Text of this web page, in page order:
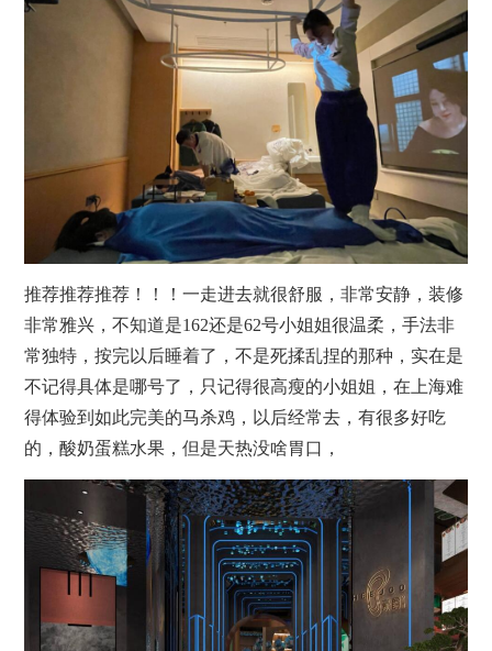
推荐推荐推荐！！！一走进去就很舒服，非常安静，装修
非常雅兴，不知道是162还是62号小姐姐很温柔，手法非
常独特，按完以后睡着了，不是死揉乱捏的那种，实在是
不记得具体是哪号了，只记得很高瘦的小姐姐，在上海难
得体验到如此完美的马杀鸡，以后经常去，有很多好吃
的，酸奶蛋糕水果，但是天热没啥胃口，